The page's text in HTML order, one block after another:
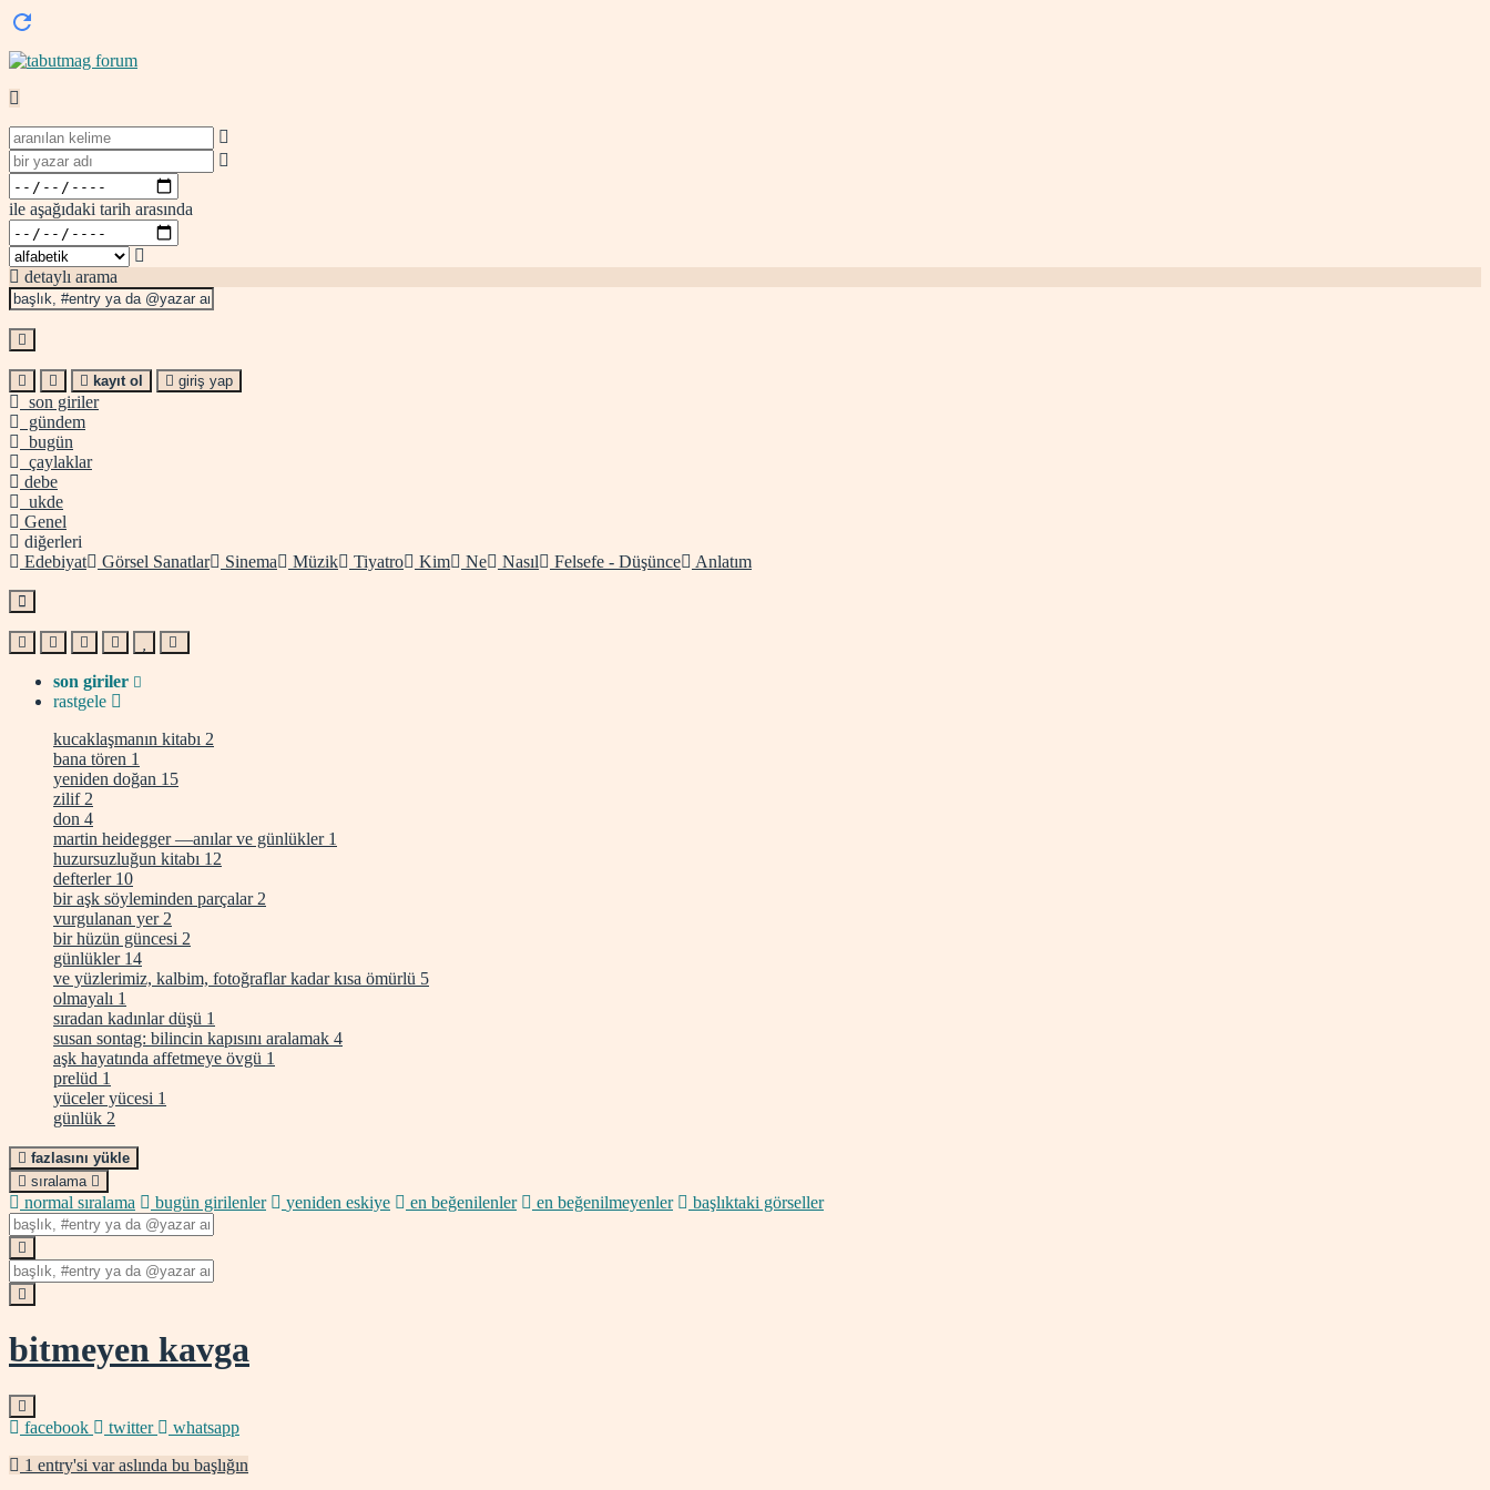
ile aşağıdaki tarih arasında
detaylı arama
kayıt ol giriş yap
son giriler
gündem
bugün
çaylaklar
debe
ukde
Genel
diğerleri
Edebiyat
Görsel Sanatlar Sinema Müzik Tiyatro Kim Ne Nasıl Felsefe - Düşünce Anlatım
son giriler
rastgele
kucaklaşmanın kitabı 2
bana tören 1
yeniden doğan 15
zilif 2
don 4
martin heidegger —anılar ve günlükler 1
huzursuzluğun kitabı 12
defterler 10
bir aşk söyleminden parçalar 2
vurgulanan yer 2
bir hüzün güncesi 2
günlükler 14
ve yüzlerimiz, kalbim, fotoğraflar kadar kısa ömürlü 5
olmayalı 1
sıradan kadınlar düşü 1
susan sontag: bilincin kapısını aralamak 4
aşk hayatında affetmeye övgü 1
prelüd 1
yüceler yücesi 1
günlük 2
fazlasını yükle
sıralama
normal sıralama bugün girilenler yeniden eskiye en beğenilenler en beğenilmeyenler başlıktaki görseller
bitmeyen kavga
facebook twitter
whatsapp
1 entry'si var aslında bu başlığın